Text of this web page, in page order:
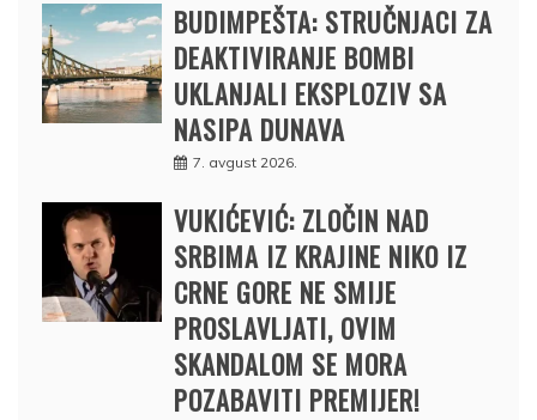
BUDIMPEŠTA: STRUČNJACI ZA
DEAKTIVIRANJE BOMBI
UKLANJALI EKSPLOZIV SA
NASIPA DUNAVA
7. avgust 2026.
VUKIĆEVIĆ: ZLOČIN NAD
SRBIMA IZ KRAJINE NIKO IZ
CRNE GORE NE SMIJE
PROSLAVLJATI, OVIM
SKANDALOM SE MORA
POZABAVITI PREMIJER!